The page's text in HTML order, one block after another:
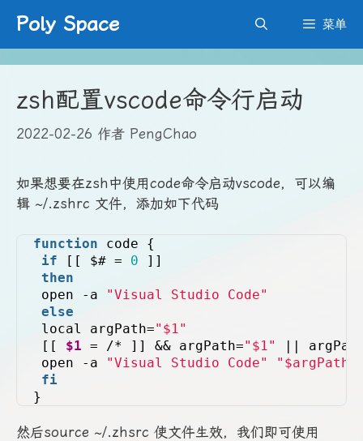
内
容
Poly Space 菜单
zsh配置vscode命令行启动
2022-02-26 作者 PengChao
如果想要在zsh中使用code命令启动vscode，可以编
辑 ~/.zshrc 文件，添加如下代码
function code {
if [[ $# = 0 ]]
then
open -a
"Visual Studio Code"
else
local argPath="$1"
[[ $1 = /* ]] && argPath="$1"
||
open -a
"Visual Studio Code"
"$argPath"
fi
}
然后source ~/.zhsrc 使文件生效，我们即可使用